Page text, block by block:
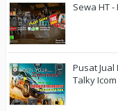
Sewa HT
Pusat Jual
Talky